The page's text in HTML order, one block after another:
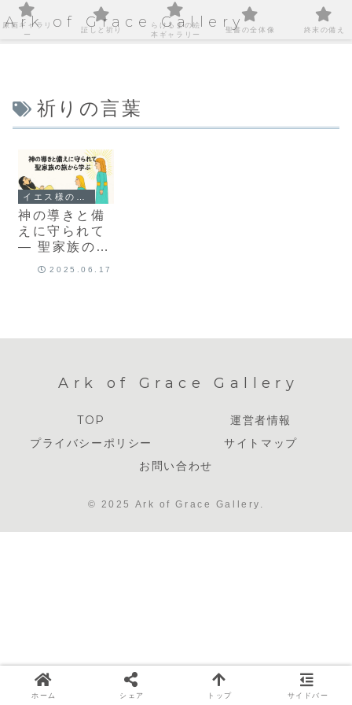
Ark of Grace Gallery
祈りの言葉
神の導きと備
えに守られて
― 聖家族の旅
2025.06.17
Ark of Grace Gallery
TOP
運営者情報
プライバシーポリシー
サイトマップ
お問い合わせ
© 2025 Ark of Grace Gallery.
原画ギャラリ
ー
証しと祈り
らけるまの絵
本ギャラリー
聖書の全体像 終末の備え
ホーム シェア トップ サイドバー